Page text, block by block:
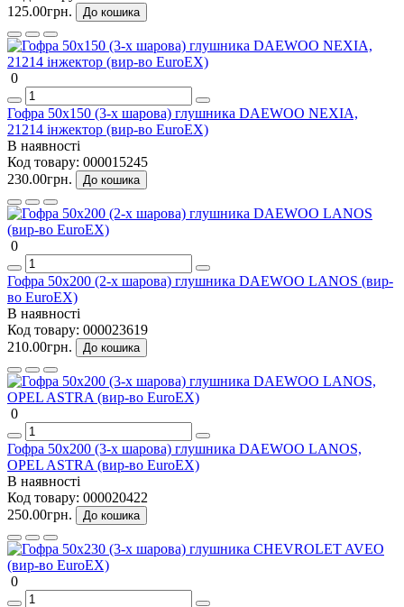
125.00грн.
До кошика
0
Гофра 50х150 (3-х шарова) глушника DAEWOO NEXIA,
21214 інжектор (вир-во EuroEX)
В наявності
Код товару: 000015245
230.00грн.
До кошика
0
Гофра 50х200 (2-х шарова) глушника DAEWOO LANOS (вир-
во EuroEX)
В наявності
Код товару: 000023619
210.00грн.
До кошика
0
Гофра 50х200 (3-х шарова) глушника DAEWOO LANOS,
OPEL ASTRA (вир-во EuroEX)
В наявності
Код товару: 000020422
250.00грн.
До кошика
0